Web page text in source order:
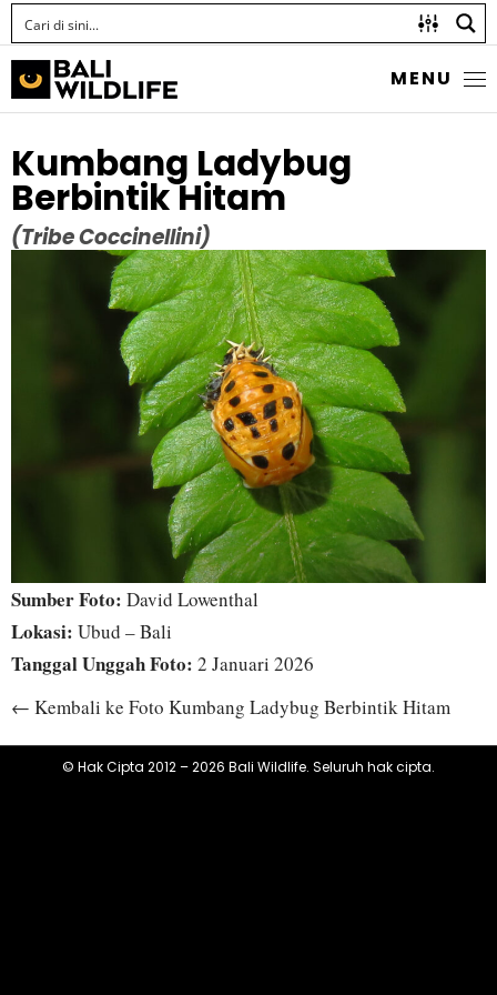
MENU
Kumbang Ladybug
Berbintik Hitam
(Tribe Coccinellini)
Sumber Foto: David Lowenthal
Lokasi: Ubud – Bali
Tanggal Unggah Foto: 2 Januari 2026
← Kembali ke Foto Kumbang Ladybug Berbintik Hitam
© Hak Cipta 2012 – 2026 Bali Wildlife. Seluruh hak cipta.